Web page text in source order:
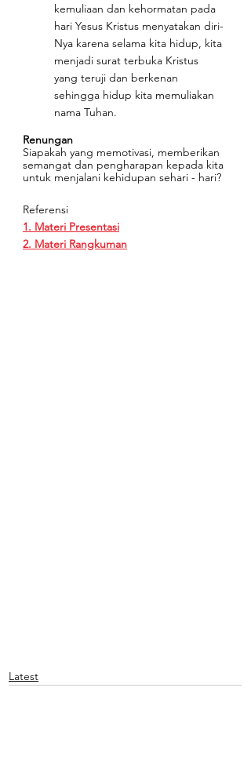
kemuliaan dan kehormatan pada
hari Yesus Kristus menyatakan diri-
Nya karena selama kita hidup, kita
menjadi surat terbuka Kristus
yang teruji dan berkenan
sehingga hidup kita memuliakan
nama Tuhan.
Renungan
Siapakah yang memotivasi, memberikan
semangat dan pengharapan kepada kita
untuk menjalani kehidupan sehari - hari?
Referensi
1. Materi Presentasi
2. Materi Rangkuman
Latest